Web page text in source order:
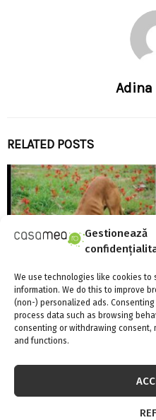
Gestionează
We use technologies like cookies to
information. We do this to improve
(non-) personalized ads.
process data such as browsing
consenting or withdrawing consent,
and functions.
Adina
RELATED POSTS
5 produse